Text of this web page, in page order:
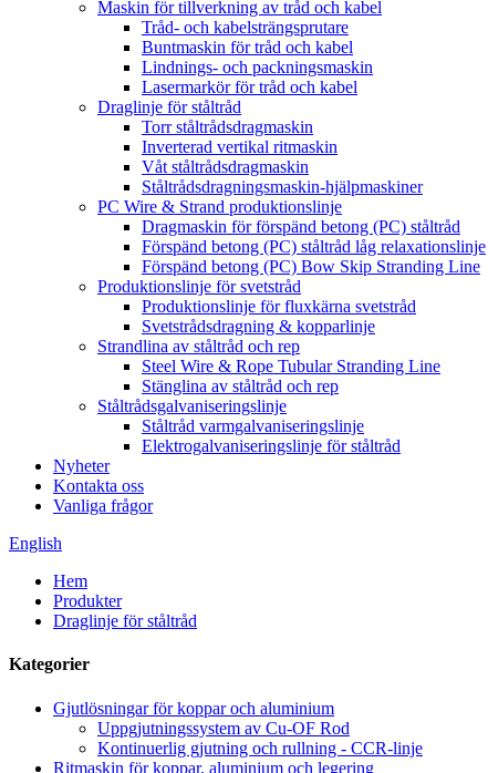
Maskin för tillverkning av tråd och kabel
Tråd- och kabelsträngsprutare
Buntmaskin för tråd och kabel
Lindnings- och packningsmaskin
Lasermarkör för tråd och kabel
Draglinje för ståltråd
Torr ståltrådsdragmaskin
Inverterad vertikal ritmaskin
Våt ståltrådsdragmaskin
Ståltrådsdragningsmaskin-hjälpmaskiner
PC Wire & Strand produktionslinje
Dragmaskin för förspänd betong (PC) ståltråd
Förspänd betong (PC) ståltråd låg relaxationslinje
Förspänd betong (PC) Bow Skip Stranding Line
Produktionslinje för svetstråd
Produktionslinje för fluxkärna svetstråd
Svetstrådsdragning & kopparlinje
Strandlina av ståltråd och rep
Steel Wire & Rope Tubular Stranding Line
Stänglina av ståltråd och rep
Ståltrådsgalvaniseringslinje
Ståltråd varmgalvaniseringslinje
Elektrogalvaniseringslinje för ståltråd
Nyheter
Kontakta oss
Vanliga frågor
English
Hem
Produkter
Draglinje för ståltråd
Kategorier
Gjutlösningar för koppar och aluminium
Uppgjutningssystem av Cu-OF Rod
Kontinuerlig gjutning och rullning - CCR-linje
Ritmaskin för koppar, aluminium och legering